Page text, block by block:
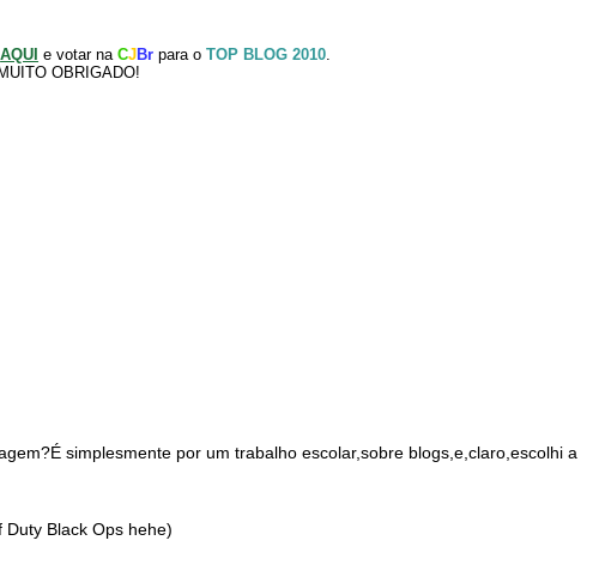
AQUI e votar naCJBr para oTOP BLOG 2010.
MUITO OBRIGADO!
simplesmente por um trabalho escolar,sobre blogs,e,claro,escolhi a
Black Ops hehe)